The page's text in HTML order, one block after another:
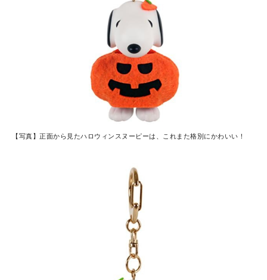
【写真】正面から見たハロウィンスヌーピーは、これまた格別にかわいい！